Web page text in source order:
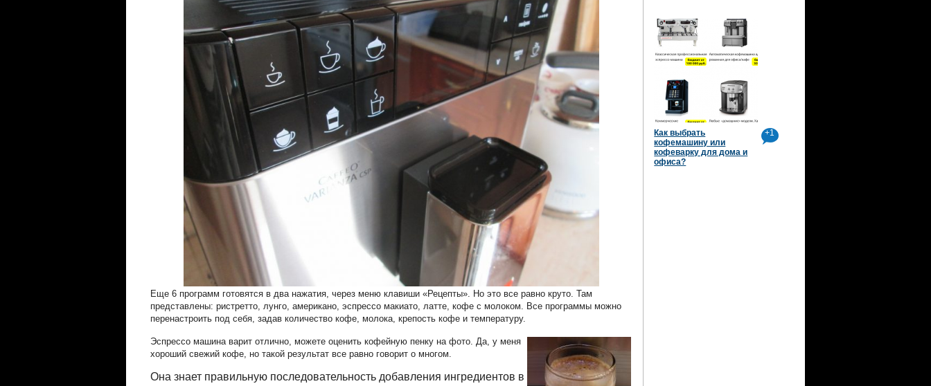
Еще 6 программ готовятся в два нажатия, через меню клавиши «Рецепты». Но это все равно круто. Там
представлены: ристретто, лунго, американо, эспрессо макиато, латте, кофе с молоком. Все программы можно
перенастроить под себя, задав количество кофе, молока, крепость кофе и температуру.
Эспрессо машина варит отлично, можете оценить кофейную пенку на фото. Да, у меня
хороший свежий кофе, но такой результат все равно говорит о многом.
Она знает правильную последовательность добавления ингредиентов в
+1
Как выбрать
кофемашину или
кофеварку для дома и
офиса?